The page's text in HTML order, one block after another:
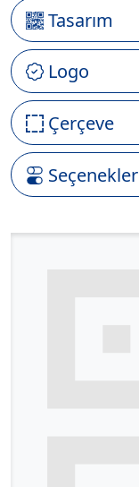
Tasarım
Logo
Çerçeve
Seçenekler